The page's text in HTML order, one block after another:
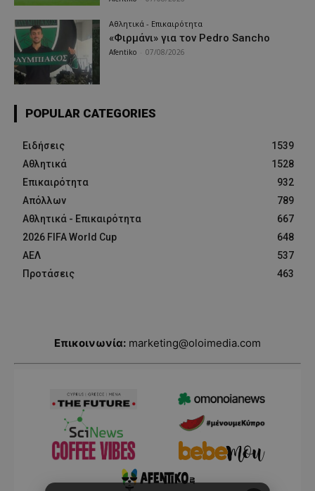
Αθλητικά - Επικαιρότητα
«Φιρμάνι» για τον Pedro Sancho
Afentiko 07/08/2026
POPULAR CATEGORIES
Ειδήσεις
1539
Αθλητικά
1528
Επικαιρότητα
932
Απόλλων
789
Αθλητικά - Επικαιρότητα
667
2026 FIFA World Cup
648
ΑΕΛ
537
Προτάσεις
463
Επικοινωνία: marketing@oloimedia.com